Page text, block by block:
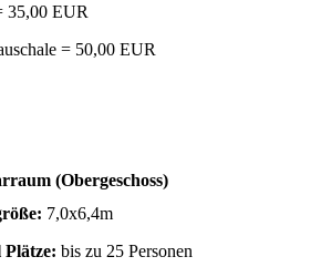
35,00 EUR
= 50,00 EUR
(Obergeschoss)
7,0x6,4m
Plätze: bis zu 25 Personen